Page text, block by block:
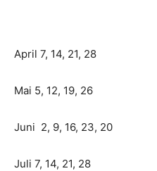
April 7, 14, 21, 28
Mai 5, 12, 19, 26
Juni 2, 9, 16, 23, 20
Juli 7, 14, 21, 28